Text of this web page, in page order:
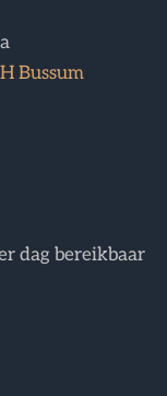
Bussum
dag bereikbaar